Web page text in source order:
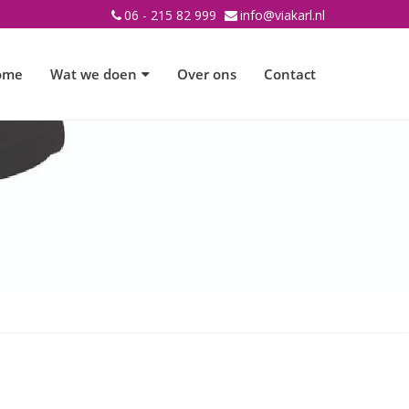
06 - 215 82 999 info@viakarl.nl
Wat we doen Over ons Contact